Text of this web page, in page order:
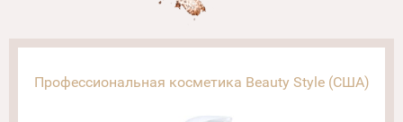
Профессиональная косметика Beauty Style (США)